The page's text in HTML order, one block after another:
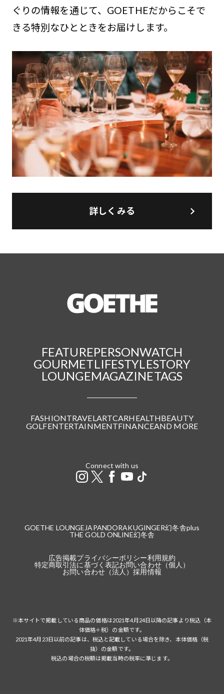
ぐりの情報を通じて、GOETHEだからこそで
きる特別なひとときをお届けします。
詳しくみる
FEATUREPERSONWATCH
GOURMETLIFESTYLESTORY
LOUNGEMAGAZINETAGS
FASHIONTRAVEL ARTCARHEALTHBEAUTY
GOLFENTERTAINMENTFINANCEAND MORE
Connect with us
GOETHE LOUNGE JAPANDORAKUGINGER幻冬舎plus
THE GOLD ONLINE幻冬舎
広告掲載プライバシーポリシー利用規約
特定商取引法に基づく表記お問い合わせ（個人）
お問い合わせ（法人）採用情報
※本サイトで掲載している商品の価格は2021年4月24日以降の記事より税込（本
体価格＋税）の金額です。
2021年4月23日以前の記事は、税込と記載している場合を除き、本体価格（税
抜）の金額です。
税込の場合の税額は掲載当時の税率に準じます。